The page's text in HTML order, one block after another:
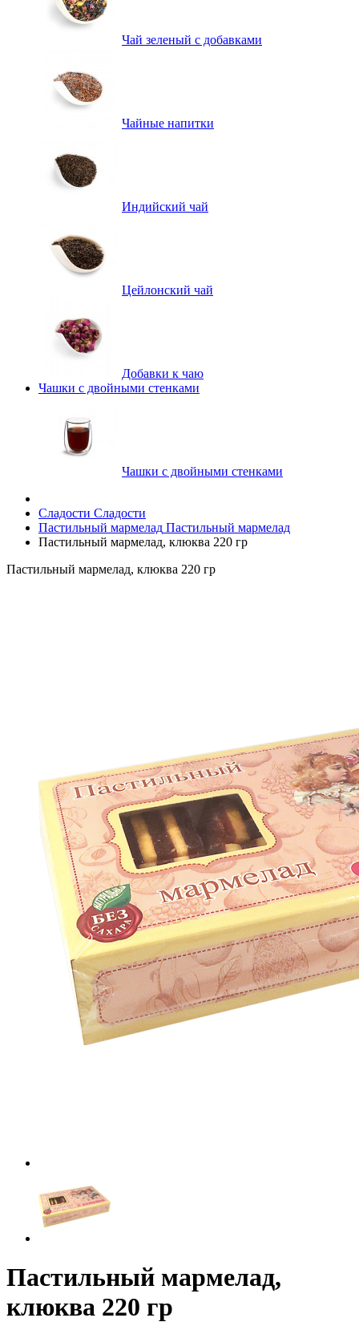
Чай зеленый с добавками
Чайные напитки
Индийский чай
Цейлонский чай
Добавки к чаю
Чашки с двойными стенками
Чашки с двойными стенками
Сладости Сладости
Пастильный мармелад Пастильный мармелад
Пастильный мармелад, клюква 220 гр
Пастильный мармелад, клюква 220 гр
Пастильный мармелад,
клюква 220 гр